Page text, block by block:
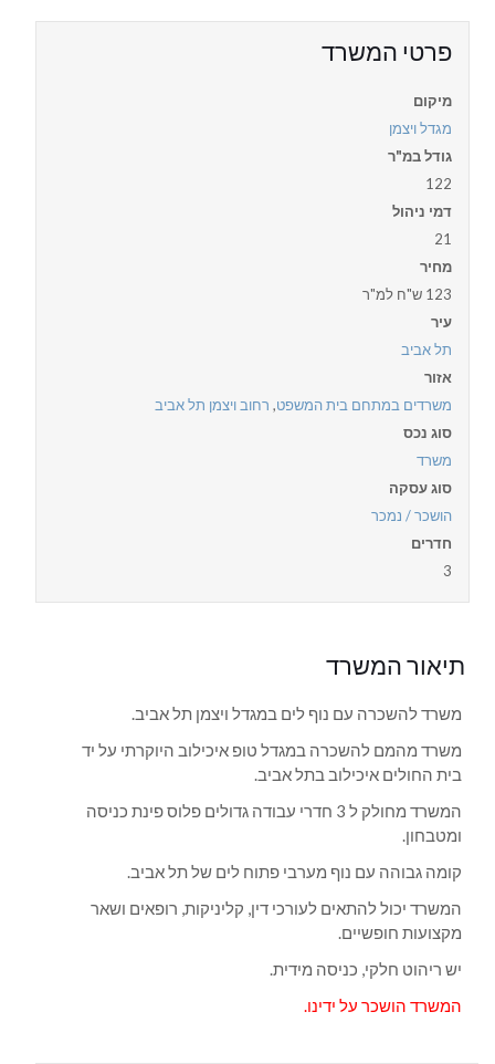
פרטי המשרד
מיקום
מגדל ויצמן
גודל במ"ר
122
דמי ניהול
21
מחיר
123 ש"ח למ"ר
עיר
תל אביב
אזור
משרדים במתחם בית המשפט, רחוב ויצמן תל אביב
סוג נכס
משרד
סוג עסקה
הושכר / נמכר
חדרים
3
תיאור המשרד
משרד להשכרה עם נוף לים במגדל ויצמן תל אביב.
משרד מהמם להשכרה במגדל טופ איכילוב היוקרתי על יד
בית החולים איכילוב בתל אביב.
המשרד מחולק ל 3 חדרי עבודה גדולים פלוס פינת כניסה
ומטבחון.
קומה גבוהה עם נוף מערבי פתוח לים של תל אביב.
המשרד יכול להתאים לעורכי דין, קליניקות, רופאים ושאר
מקצועות חופשיים.
יש ריהוט חלקי, כניסה מידית.
המשרד הושכר על ידינו.